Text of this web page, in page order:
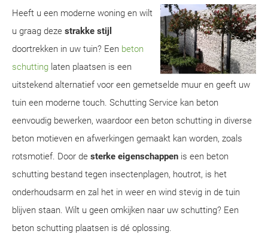
Heeft u een moderne woning en wilt
u graag deze strakke stijl
doortrekken in uw tuin? Een beton
schutting laten plaatsen is een
uitstekend alternatief voor een gemetselde muur en geeft uw
tuin een moderne touch. Schutting Service kan beton
eenvoudig bewerken, waardoor een beton schutting in diverse
beton motieven en afwerkingen gemaakt kan worden, zoals
rotsmotief. Door de sterke eigenschappen is een beton
schutting bestand tegen insectenplagen, houtrot, is het
onderhoudsarm en zal het in weer en wind stevig in de tuin
blijven staan. Wilt u geen omkijken naar uw schutting? Een
beton schutting plaatsen is dé oplossing.